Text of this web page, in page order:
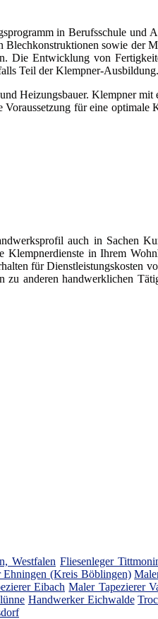
in Berufsschule und
sowie der
Die Entwicklung von
Teil der Klempner-Ausbildung.
Heizungsbauer. Klempner
für eine optimale
auch in Sachen
in Ihrem
für Dienstleistungskosten
zu anderen handwerklichen
Westfalen Fliesenleger
Ehningen (Kreis Böblingen)
Eibach Maler Tapezierer
Handwerker Eichwalde